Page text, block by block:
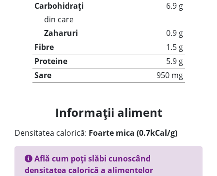
Carbohidrați
6.9 g
din care
Zaharuri
0.9 g
Fibre
1.5 g
Proteine
5.9 g
Sare
950 mg
Informații aliment
Densitatea calorică: Foarte mica (0.7kCal/g)
Află cum poți slăbi cunoscând
densitatea calorică a alimentelor